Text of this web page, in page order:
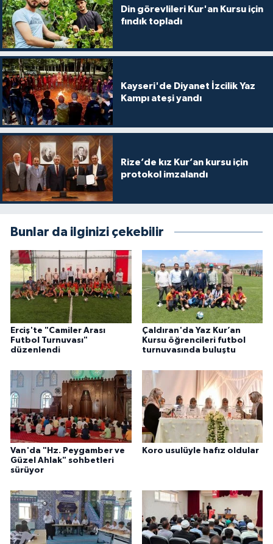
Din görevlileri Kur'an Kursu için
fındık topladı
Kayseri'de Diyanet İzcilik Yaz
Kampı ateşi yandı
Rize’de kız Kur’an kursu için
protokol imzalandı
Bunlar da ilginizi çekebilir
Erciş'te "Camiler Arası
Futbol Turnuvası"
düzenlendi
Çaldıran'da Yaz Kur’an
Kursu öğrencileri futbol
turnuvasında buluştu
Van'da "Hz. Peygamber ve
Güzel Ahlak" sohbetleri
sürüyor
Koro usulüyle hafız oldular
Gümüşhane Müftülüğü
Hakkari Müftülüğü
Hatay Müftülüğü
Iğdır Müftülüğü
Isparta Müftülüğü
İstanbul Müftülüğü
İzmir Müftülüğü
Kahramanmaraş Müftülüğü
Karabük Müftülüğü
Karaman Müftülüğü
Kars Müftülüğü
Kastamonu Müftülüğü
Kayseri Müftülüğü
Kilis Müftülüğü
Kırıkkale Müftülüğü
Kırklareli Müftülüğü
Kırşehir Müftülüğü
Kocaeli Müftülüğü